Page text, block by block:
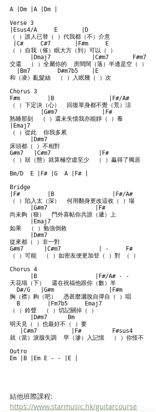
A |Dm |A |Dm |
Verse 3
|Esus4/A     E       |D
（ ）誰人已替（ ）代我都（不）介意
|C#     C#7       |F#m     E
（ ）自我（催）眠大方（到）可以（ ）
      |Dmaj7            |C#m7       F#m7
交還  （ ）全屬你的  房間闊（落）半邊是空（ ）置
  |Bm7        D#m7b5    |E
和（凌）亂髮絲  （ ）入眠幾（ ）次
Chorus 3
F#m        |B                |F#/A#
（ ）下定決（心）  回復單身都不覺（荒）涼
         |G#m7             |F#
熟睡那刻  （ ）還未失憶我亦能靜（ ）養
|Emaj7
（ ）從此  你我多累
      |D#m7
床頭都（ ）不相對
G#m7   |C#m7              |F#
（ ）狀（態）就算極空虛至少  （ ）驘得了獨居
Bm/D  E |F# |G  A |F# |
Bridge
|F#        |B                 |F#/A#
（ ）陷入太（深）  何用翻身更改這收（ ）場
      |G#m7              |F#
尚未夠（狠）  門外喜帖你共誰（遞）上
      |Emaj7
如果  （ ）勉強倒敘
      |D#m7
從來都（ ）非一對
G#m7      |C#m7           | -     F#
（ ）可能  （ ）如密友便更加登（ ）對 （ ）
Chorus 4
      |B                 |F#/A# - -
天花塌（下）  還在祝福他跟你（數）羊
  D#/G   |G#m                |F#m
胸（襟）夠（吧）  憑甚麼灑脫自彈自（ ）唱
  B        |Fm7b5     Emaj7
（ ）鈴聲  （ ）切記關掉（ ）
      |D#m7      Bm
明天見（ ）也最好不（ ）要
   |C#m7          |F#         F#sus4    |B
就（當）淚腺失調  早（滲）入記憶  （ ）你怪不（了
Outro
Em |B |Em E - - |E |
結他班際課程:
https://www.starmusic.hk/guitarcourse